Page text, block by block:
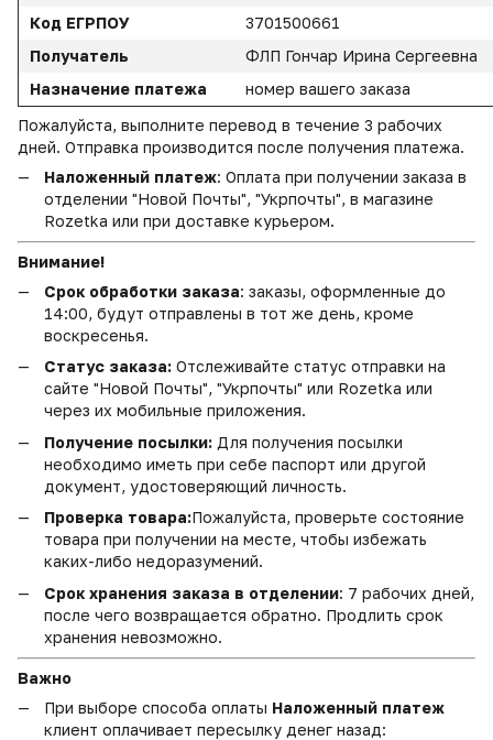
Код ЕГРПОУ
3701500661
Получатель
ФЛП Гончар Ирина Сергеевна
Назначение платежа
номер вашего заказа
Пожалуйста, выполните перевод в течение 3 рабочих
дней. Отправка производится после получения платежа.
Наложенный платеж: Оплата при получении заказа в
отделении "Новой Почты", "Укрпочты", в магазине
Rozetka или при доставке курьером.
Внимание!
Срок обработки заказа: заказы, оформленные до
14:00, будут отправлены в тот же день, кроме
воскресенья.
Статус заказа: Отслеживайте статус отправки на
сайте "Новой Почты", "Укрпочты" или Rozetka или
через их мобильные приложения.
Получение посылки: Для получения посылки
необходимо иметь при себе паспорт или другой
документ, удостоверяющий личность.
Проверка товара:Пожалуйста, проверьте состояние
товара при получении на месте, чтобы избежать
каких-либо недоразумений.
Срок хранения заказа в отделении: 7 рабочих дней,
после чего возвращается обратно. Продлить срок
хранения невозможно.
Важно
При выборе способа оплаты Наложенный платеж
клиент оплачивает пересылку денег назад: